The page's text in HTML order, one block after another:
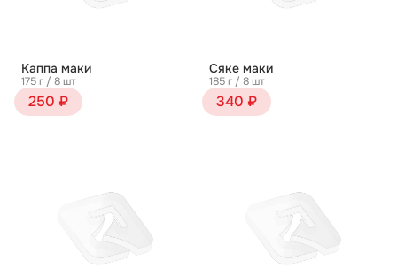
Каппа маки
175 г / 8 шт
250 ₽
Сяке маки
185 г / 8 шт
340 ₽